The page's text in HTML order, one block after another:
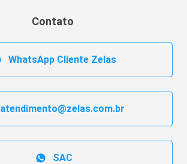
Contato
WhatsApp Cliente Zelas
atendimento@zelas.com.br
SAC